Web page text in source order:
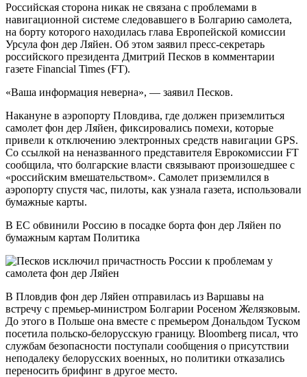
Российская сторона никак не связана с проблемами в
навигационной системе следовавшего в Болгарию самолета,
на борту которого находилась глава Европейской комиссии
Урсула фон дер Ляйен. Об этом заявил пресс-секретарь
российского президента Дмитрий Песков в комментарии
газете Financial Times (FT).
«Ваша информация неверна», — заявил Песков.
Накануне в аэропорту Пловдива, где должен приземлиться
самолет фон дер Ляйен, фиксировались помехи, которые
привели к отключению электронных средств навигации GPS.
Со ссылкой на неназванного представителя Еврокомиссии FT
сообщила, что болгарские власти связывают произошедшее с
«российским вмешательством». Самолет приземлился в
аэропорту спустя час, пилоты, как узнала газета, использовали
бумажные карты.
В ЕС обвинили Россию в посадке борта фон дер Ляйен по
бумажным картам Политика
В Пловдив фон дер Ляйен отправилась из Варшавы на
встречу с премьер-министром Болгарии Росеном Желязковым.
До этого в Польше она вместе с премьером Дональдом Туском
посетила польско-белорусскую границу. Bloomberg писал, что
службам безопасности поступали сообщения о присутствии
неподалеку белорусских военных, но политики отказались
переносить брифинг в другое место.